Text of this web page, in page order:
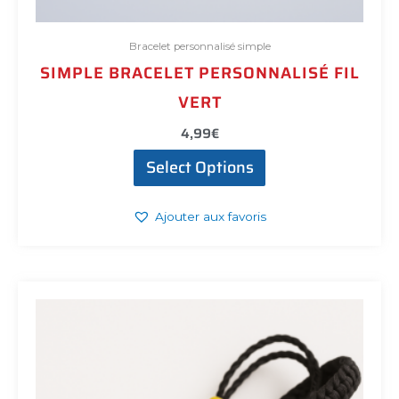
Bracelet personnalisé simple
SIMPLE BRACELET PERSONNALISÉ FIL
VERT
4,99€
Select Options
Ajouter aux favoris
a
plusieurs
variations.